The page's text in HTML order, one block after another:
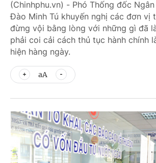
(Chinhphu.vn) - Phó Thống đốc
Đào Minh Tú khuyến nghị các đơn vị
đừng vội bằng lòng với những gì đã
phải coi cải cách thủ tục hành chính
hiện hàng ngày.
aA